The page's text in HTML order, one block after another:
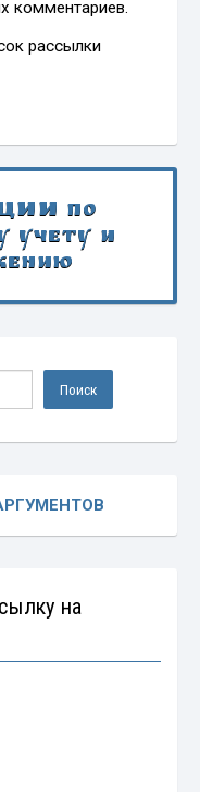
комментариев.
рассылки
по
учету и
на